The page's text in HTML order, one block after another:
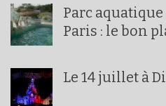
Parc
Paris : le bon
Le 14 juillet à